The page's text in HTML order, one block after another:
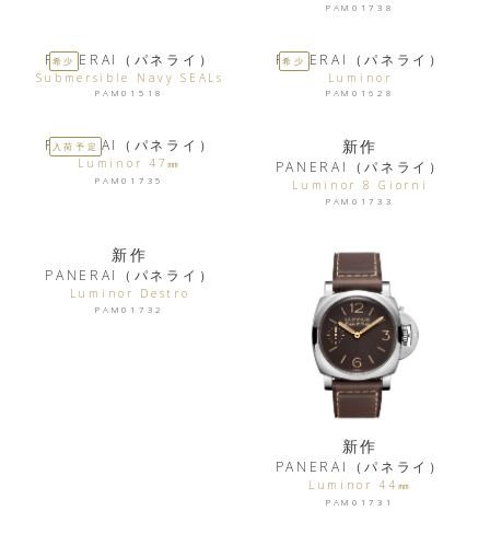
PAM01738
希少
PANERAI（パネライ）
Submersible Navy SEALs
PAM01518
希少
PANERAI（パネライ）
Luminor
PAM01628
入荷予定
PANERAI（パネライ）
Luminor 47㎜
PAM01735
新作
PANERAI（パネライ）
Luminor 8 Giorni
PAM01733
新作
PANERAI（パネライ）
Luminor Destro
PAM01732
新作
PANERAI（パネライ）
Luminor 44㎜
PAM01731